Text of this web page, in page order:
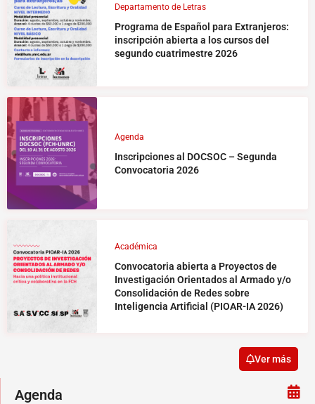
Departamento de Letras
Programa de Español para Extranjeros:
inscripción abierta a los cursos del
segundo cuatrimestre 2026
Agenda
Inscripciones al DOCSOC – Segunda
Convocatoria 2026
Académica
Convocatoria abierta a Proyectos de
Investigación Orientados al Armado y/o
Consolidación de Redes sobre
Inteligencia Artificial (PIOAR-IA 2026)
Ver más
Agenda